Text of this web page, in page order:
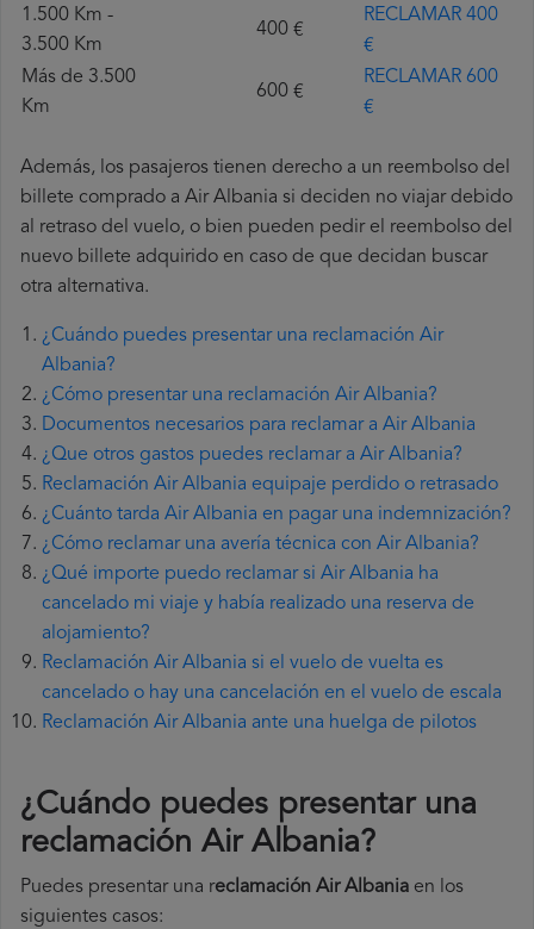
1.500 Km -
3.500 Km
400 €
RECLAMAR 400
€
Más de 3.500
Km
600 €
RECLAMAR 600
€
Además, los pasajeros tienen derecho a un reembolso del
billete comprado a Air Albania si deciden no viajar debido
al retraso del vuelo, o bien pueden pedir el reembolso del
nuevo billete adquirido en caso de que decidan buscar
otra alternativa.
¿Cuándo puedes presentar una reclamación Air
Albania?
¿Cómo presentar una reclamación Air Albania?
Documentos necesarios para reclamar a Air Albania
¿Que otros gastos puedes reclamar a Air Albania?
Reclamación Air Albania equipaje perdido o retrasado
¿Cuánto tarda Air Albania en pagar una indemnización?
¿Cómo reclamar una avería técnica con Air Albania?
¿Qué importe puedo reclamar si Air Albania ha
cancelado mi viaje y había realizado una reserva de
alojamiento?
Reclamación Air Albania si el vuelo de vuelta es
cancelado o hay una cancelación en el vuelo de escala
Reclamación Air Albania ante una huelga de pilotos
¿Cuándo puedes presentar una
reclamación Air Albania?
Puedes presentar una reclamación Air Albania en los
siguientes casos: